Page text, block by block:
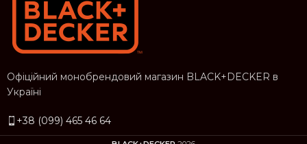
Офіційний монобрендовий магазин BLACK+DECKER в
Україні
+38 (099) 465 46 64